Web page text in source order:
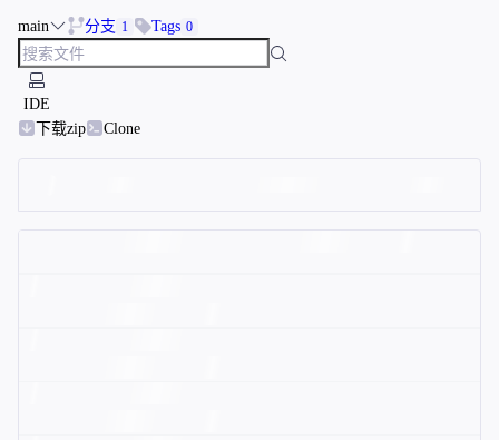
main 分支 1 Tags 0
IDE
下载zip
Clone